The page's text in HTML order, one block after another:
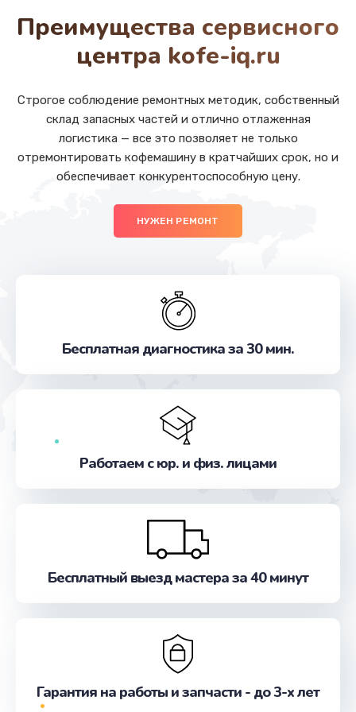
Заказать
от 500 руб.
Заказать
Ремонт цепи питания
от 2200 руб.
Заказать
Заказать
Заказать
Замена разъема питания
Замена шлейфа матрицы
от 960 руб.
Ремонт цепей питания
Заказать
Замена звуковой карты
Преимущества сервисного
центра kofe-iq.ru
Строгое соблюдение ремонтных методик, собственный
склад запасных частей и отлично отлаженная
логистика — все это позволяет не только
отремонтировать кофемашину в кратчайших срок, но и
обеспечивает конкурентоспособную цену.
НУЖЕН РЕМОНТ
Бесплатная диагностика за 30 мин.
Работаем с юр. и физ. лицами
Бесплатный выезд мастера за 40 минут
Гарантия на работы и запчасти - до 3-х лет